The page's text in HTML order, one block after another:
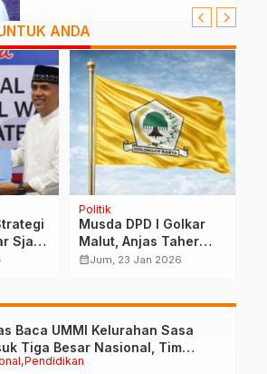
ANDA
Sjah,
Politik
Musda DPD I Golkar
Malut, Anjas Taher
Bakal Jadi Calon
calendar_monthJum, 23 Jan 2026
Pendidikan
Baca UMMI Kelurahan Sasa
Tiga Besar Nasional, Tim
Lakukan Visitasi di Ternate